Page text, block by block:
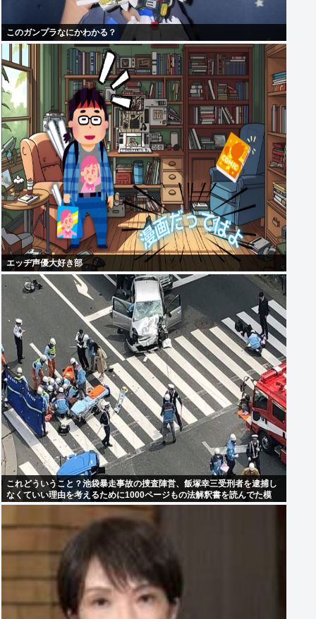
このガンプラなにかわかる？
エッヂ声優大好き部
これどういうこと？池袋暴走事故の捜査陣営、飯塚幸三受刑者を逮捕し
なくていい理由を考えるために1000ページもの法解釈書を読んでた模
様…自民議員からも圧力